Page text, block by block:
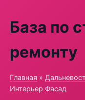
База по
ремонту
Главная »
Интерьер Фасад